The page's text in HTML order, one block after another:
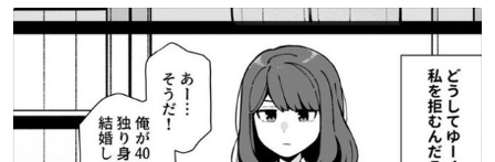
ト
数